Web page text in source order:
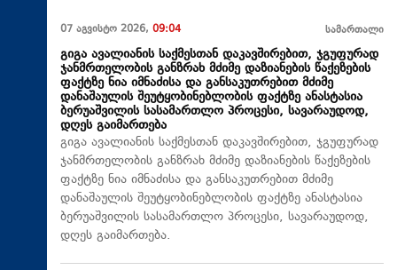
07 აგვისტო 2026, 09:04 სამართალი
გიგა ავალიანის საქმესთან დაკავშირებით, ჯგუფურად
ჯანმრთელობის განზრახ მძიმე დაზიანების წაქეზების
ფაქტზე ნია იმნაძისა და განსაკუთრებით მძიმე
დანაშაულის შეუტყობინებლობის ფაქტზე ანასტასია
ბერუაშვილის სასამართლო პროცესი, სავარაუდოდ,
დღეს გაიმართება
გიგა ავალიანის საქმესთან დაკავშირებით, ჯგუფურად
ჯანმრთელობის განზრახ მძიმე დაზიანების წაქეზების
ფაქტზე ნია იმნაძისა და განსაკუთრებით მძიმე
დანაშაულის შეუტყობინებლობის ფაქტზე ანასტასია
ბერუაშვილის სასამართლო პროცესი, სავარაუდოდ,
დღეს გაიმართება.